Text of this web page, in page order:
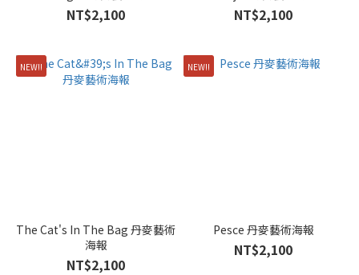
NT$2,100 NT$2,100
NEW!!
The Cat's In The Bag 丹麥藝術
海報
NT$2,100
NEW!!
Pesce 丹麥藝術海報
NT$2,100